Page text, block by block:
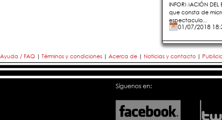
INFORMACIÓN
que consta de
espectaculo...
01/07/2018
Ayuda / FAQ | Términos y condiciones | Acerca de | Noticias y contacto |